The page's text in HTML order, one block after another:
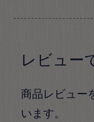
レビュー
商品レビュー
います。